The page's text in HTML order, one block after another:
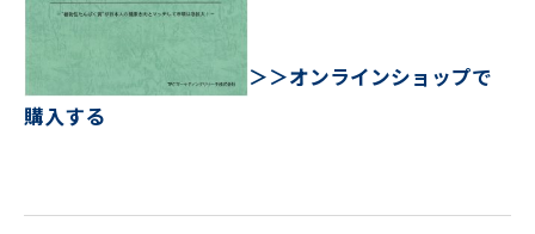
06-6538-5358
＞＞オンラインショップで
購入する